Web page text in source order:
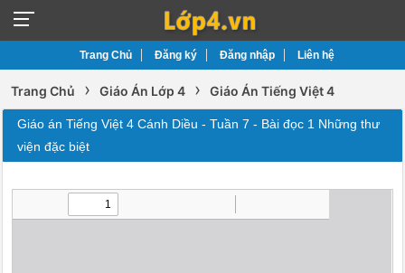
Trang Chủ Đăng ký Đăng nhập Liên hệ
Trang Chủ › Giáo Án Lớp 4 › Giáo Án Tiếng Việt 4
Giáo án Tiếng Việt 4 Cánh Diều - Tuần 7 - Bài đọc 1 Những thư
viện đặc biệt